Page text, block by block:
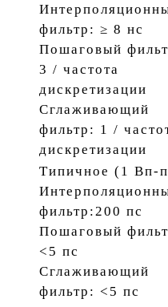
фильтр: ≥ 8 нс
Пошаговый
3 / частота
дискретизации
Cглаживающий
фильтр: 1 /
дискретизации
Типичное (1 Вп-
фильтр:200 пс
Пошаговый
<5 пс
Cглаживающий
фильтр: <5 пс